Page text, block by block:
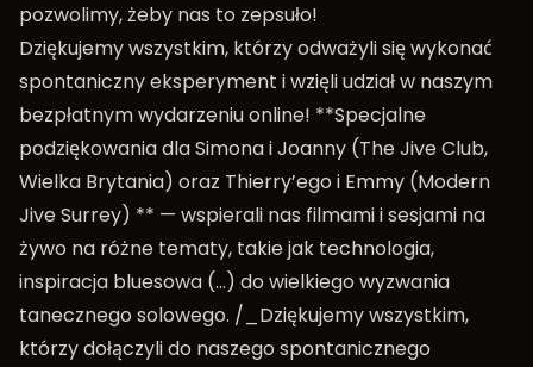
pozwolimy, żeby nas to zepsuło!
Dziękujemy wszystkim, którzy odważyli się wykonać
spontaniczny eksperyment i wzięli udział w naszym
bezpłatnym wydarzeniu online! **Specjalne
podziękowania dla Simona i Joanny (The Jive Club,
Wielka Brytania) oraz Thierry’ego i Emmy (Modern
Jive Surrey) ** — wspierali nas filmami i sesjami na
żywo na różne tematy, takie jak technologia,
inspiracja bluesowa (…) do wielkiego wyzwania
tanecznego solowego. /_Dziękujemy wszystkim,
którzy dołączyli do naszego spontanicznego